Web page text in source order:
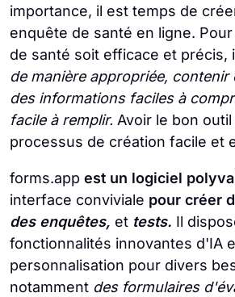
importance, il est temps de
enquête de santé en ligne.
de santé soit efficace et précis,
de manière appropriée,
des informations faciles à
facile à remplir. Avoir le bon
processus de création facile et
forms.app est un logiciel
interface conviviale pour créer
des enquêtes, et tests. Il
fonctionnalités innovantes d'IA
personnalisation pour divers
notamment des formulaires